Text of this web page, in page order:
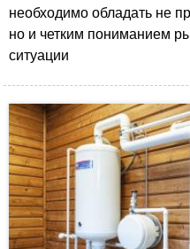
необходимо обладать не
но и четким пониманием
ситуации